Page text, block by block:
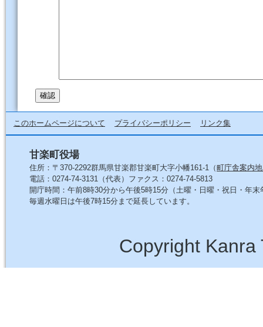
このホームページについて プライバシーポリシー リンク集
甘楽町役場
住所：〒370-2292群馬県甘楽郡甘楽町大字小幡161-1（町庁舎案内
電話：0274-74-3131（代表）ファクス：0274-74-5813
開庁時間：午前8時30分から午後5時15分（土曜・日曜・祝日・年末
毎週水曜日は午後7時15分まで延長しています。
Copyright Kanra